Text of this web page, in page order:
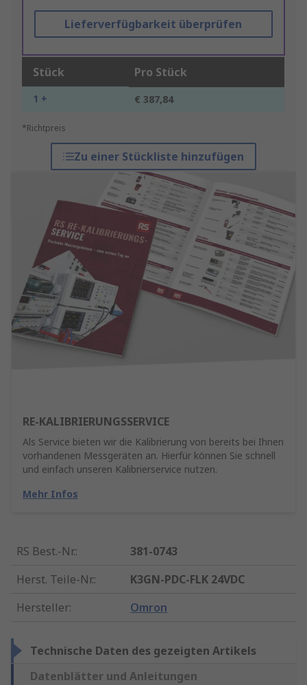
Lieferverfügbarkeit überprüfen
Stück Pro Stück
1 + € 387,84
*Richtpreis
Zu einer Stückliste hinzufügen
RE-KALIBRIERUNGSSERVICE
Als Service bieten wir die Kalibrierung von bereits bei Ihnen
vorhandenen Messgeräten an. Hierfür können Sie schnell
und einfach unseren Kalibrierservice nutzen.
Mehr Infos
RS Best.-Nr.:
381-0743
Herst. Teile-Nr.:
K3GN-PDC-FLK 24VDC
Hersteller: Omron
Technische Daten des gezeigten Artikels
Datenblätter und Anleitungen